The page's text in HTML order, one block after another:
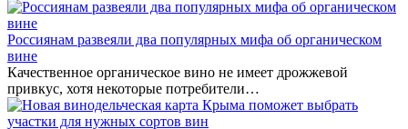
Россиянам развеяли два популярных мифа об органическом
вине
Качественное органическое вино не имеет дрожжевой
привкус, хотя некоторые потребители…